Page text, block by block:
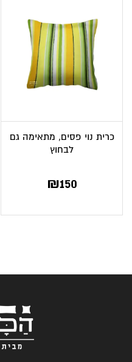
כרית נוי פסים, מתאימה גם
לבחוץ
₪150